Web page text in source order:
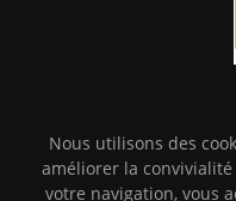
Nous utilisons des
améliorer la
votre navigation, vous